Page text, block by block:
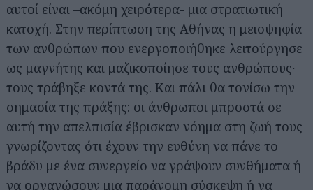
αυτοί είναι –ακόμη χειρότερα- μια στρατιωτική
κατοχή. Στην περίπτωση της Αθήνας η μειοψηφία
των ανθρώπων που ενεργοποιήθηκε λειτούργησε
ως μαγνήτης και μαζικοποίησε τους ανθρώπους∙
τους τράβηξε κοντά της. Και πάλι θα τονίσω την
σημασία της πράξης: οι άνθρωποι μπροστά σε
αυτή την απελπισία έβρισκαν νόημα στη ζωή τους
γνωρίζοντας ότι έχουν την ευθύνη να πάνε το
βράδυ με ένα συνεργείο να γράψουν συνθήματα ή
να οργανώσουν μια παράνομη σύσκεψη ή να